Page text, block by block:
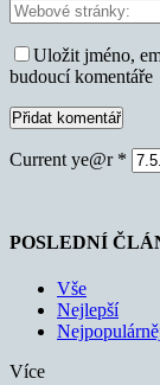
Uložit jméno,
budoucí komentáře
Current ye@r *
POSLEDNÍ
Vše
Nejlepší
Více